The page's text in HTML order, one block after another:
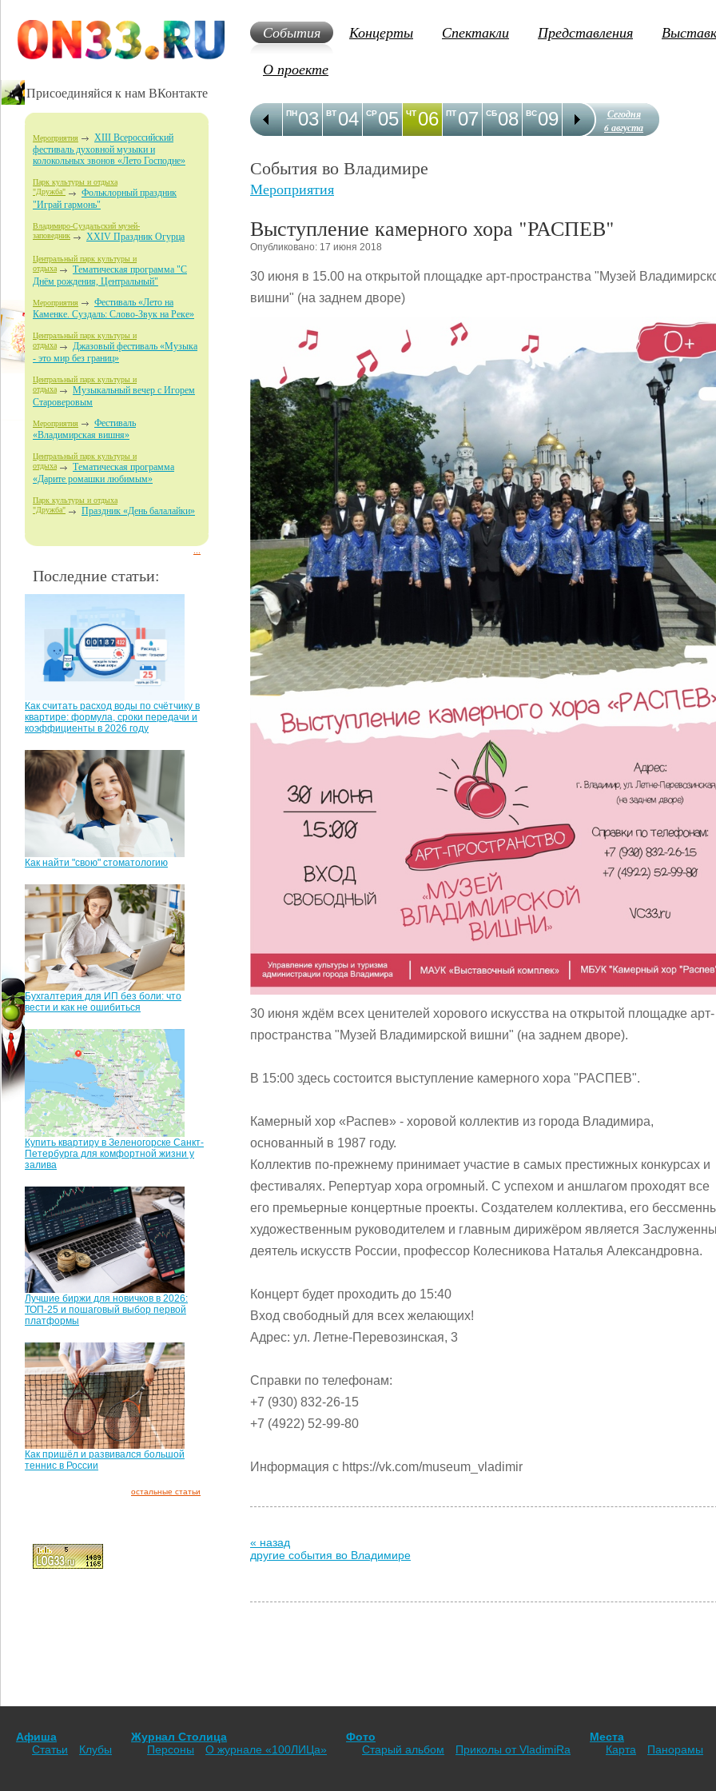
Присоединяйся к нам ВКонтакте
Мероприятия
XIII Всероссийский
фестиваль духовной музыки и
колокольных звонов «Лето Господне»
Парк культуры и отдыха
"Дружба"
Фольклорный праздник
"Играй гармонь"
Владимиро-Суздальский музей-
заповедник XXIV Праздник Огурца
Центральный парк культуры и
отдыха
Тематическая программа "С
Днём рождения, Центральный"
Мероприятия
Фестиваль «Лето на
Каменке. Суздаль: Слово-Звук на Реке»
Центральный парк культуры и
отдыха
Джазовый фестиваль «Музыка
- это мир без границ»
Центральный парк культуры и
отдыха
Музыкальный вечер с Игорем
Староверовым
Мероприятия
Фестиваль
«Владимирская вишня»
Центральный парк культуры и
отдыха
Тематическая программа
«Дарите ромашки любимым»
Парк культуры и отдыха
"Дружба" Праздник «День балалайки»
Последние статьи:
Как считать расход воды по счётчику в
квартире: формула, сроки передачи и
коэффициенты в 2026 году
Как найти "свою" стоматологию
Бухгалтерия для ИП без боли: что
вести и как не ошибиться
Купить квартиру в Зеленогорске Санкт-
Петербурга для комфортной жизни у
залива
Лучшие биржи для новичков в 2026:
ТОП-25 и пошаговый выбор первой
платформы
Как пришёл и развивался большой
теннис в России
остальные статьи
События Концерты Спектакли Представления
О проекте
03
ПН 04
ВТ 05
СР 06
ЧТ 07
ПТ 08
СБ 09
ВС 10
ПН 11
ВТ 12
СР
Сегодня
6 августа
События во Владимире
Мероприятия
Выступление камерного хора "РАСПЕВ"
Опубликовано: 17 июня 2018
30 июня в 15.00 на открытой площадке арт-пространства "Музей
вишни" (на заднем дворе)
30 июня ждём всех ценителей хорового искусства на открытой площадке арт-
пространства "Музей Владимирской вишни" (на заднем дворе).
В 15:00 здесь состоится выступление камерного хора "РАСПЕВ".
Камерный хор «Распев» - хоровой коллектив из города Владимира,
основанный в 1987 году.
Коллектив по-прежнему принимает участие в самых престижных конкурсах и
фестивалях. Репертуар хора огромный. С успехом и аншлагом проходят все
его премьерные концертные проекты. Создателем коллектива, его
художественным руководителем и главным дирижёром является
деятель искусств России, профессор Колесникова Наталья Александровна.
Концерт будет проходить до 15:40
Вход свободный для всех желающих!
Адрес: ул. Летне-Перевозинская, 3
Справки по телефонам:
+7 (930) 832-26-15
+7 (4922) 52-99-80
Информация с https://vk.com/museum_vladimir
« назад
другие события во Владимире
Афиша
Статьи
Клубы
Журнал Столица
Персоны
О журнале «100ЛИЦа»
Фото
Старый альбом
Приколы от VladimiRа
Места
Карта
Панорамы